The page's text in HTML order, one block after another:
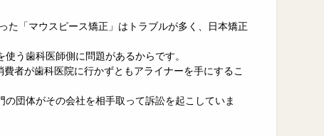
た「マウスピース矯正」はトラブルが多く、日本矯正
う歯科医師側に問題があるからです。
者が歯科医院に行かずともアライナーを手にするこ
団体がその会社を相手取って訴訟を起こしていま